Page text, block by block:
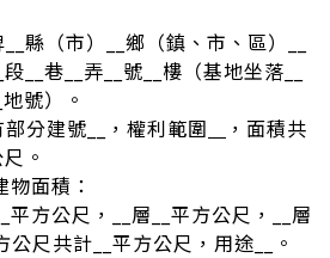
__縣（市）__鄉（鎮、市、區）__
__巷__弄__號__樓（基地坐落__
號）。
部分建號__，權利範圍
，面積共
。
物面積：
平方公尺，__層__平方公尺，__層
公尺共計__平方公尺，用途__。